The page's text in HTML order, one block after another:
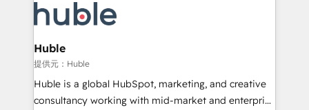
new HubSpot portal with Advanced Website and
CRM Migrations using our in-house "HubScrub" Tool.
skills, processes, and internal team you need to
attract the right buyers, close deals faster, and grow
without outside dependencies. You’ll learn how to: •
Set up, audit, and organize your HubSpot portal •
Get your sales team fully using HubSpot • Track
pipeline and revenue across the entire buyer journey
Huble
提供元：Huble
Huble is a global HubSpot, marketing, and creative
consultancy working with mid-market and enterprise